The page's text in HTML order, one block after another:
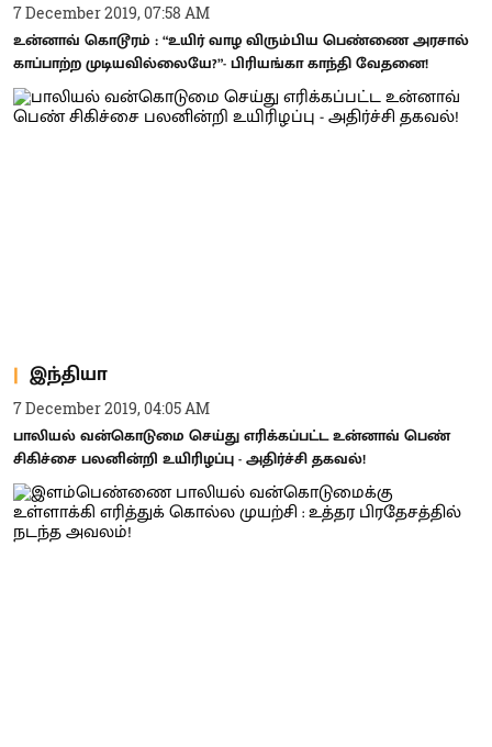
7 December 2019, 07:58 AM
உன்னாவ் கொடூரம் : “உயிர் வாழ விரும்பிய பெண்ணை அரசால்
காப்பாற்ற முடியவில்லையே?”- பிரியங்கா காந்தி வேதனை!
இந்தியா
7 December 2019, 04:05 AM
பாலியல் வன்கொடுமை செய்து எரிக்கப்பட்ட உன்னாவ் பெண்
சிகிச்சை பலனின்றி உயிரிழப்பு - அதிர்ச்சி தகவல்!